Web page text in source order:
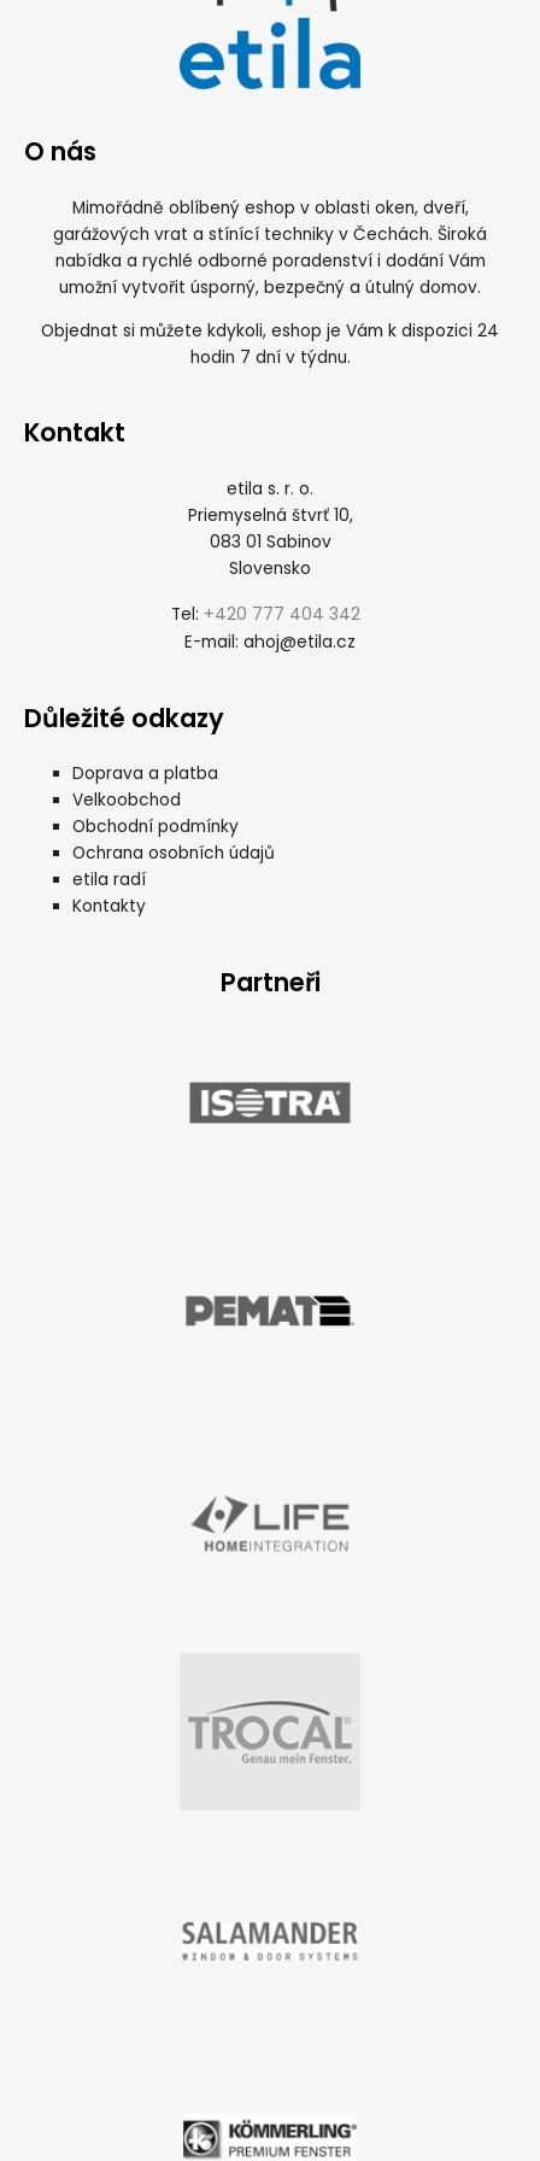
O nás
Mimořádně oblíbený eshop v oblasti oken, dveří,
garážových vrat a stínící techniky v Čechách. Široká
nabídka a rychlé odborné poradenství i dodání Vám
umožní vytvořit úsporný, bezpečný a útulný domov.
Objednat si můžete kdykoli, eshop je Vám k dispozici 24
hodin 7 dní v týdnu.
Kontakt
etila s. r. o.
Priemyselná štvrť 10,
083 01 Sabinov
Slovensko
Tel: +420 777 404 342
E-mail: ahoj@etila.cz
Důležité odkazy
Doprava a platba
Velkoobchod
Obchodní podmínky
Ochrana osobních údajů
etila radí
Kontakty
Partneři